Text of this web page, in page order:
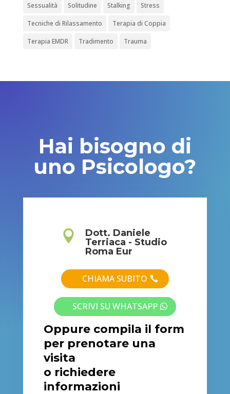
Sessualità Solitudine Stalking Stress
Tecniche di Rilassamento Terapia di Coppia
Terapia EMDR Tradimento Trauma
Hai bisogno di
uno Psicologo?

Dott. Daniele
Terriaca - Studio
Roma Eur
CHIAMA SUBITO
SCRIVI SU WHATSAPP
Oppure compila il form
per prenotare una
visita
o richiedere
informazioni